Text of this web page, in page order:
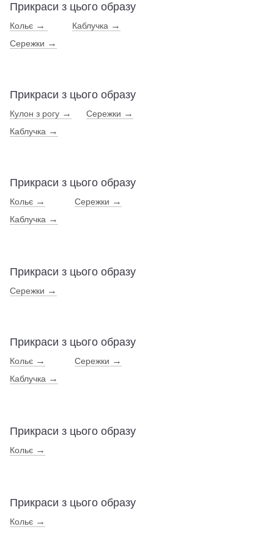
Прикраси з цього образу
Кольє → Каблучка →
Сережки →
Прикраси з цього образу
Кулон з рогу → Сережки →
Каблучка →
Прикраси з цього образу
Кольє → Сережки →
Каблучка →
Прикраси з цього образу
Сережки →
Прикраси з цього образу
Кольє → Сережки →
Каблучка →
Прикраси з цього образу
Кольє →
Прикраси з цього образу
Кольє →